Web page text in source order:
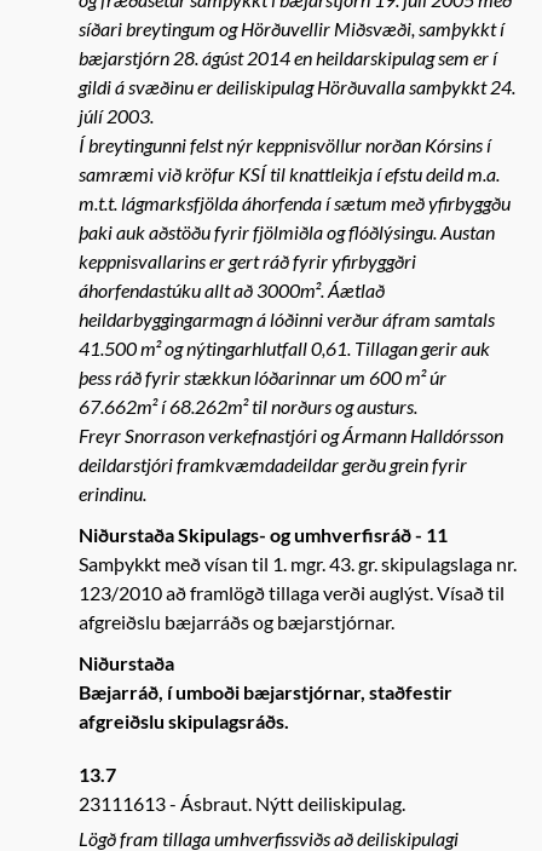
síðari breytingum og Hörðuvellir Miðsvæði, samþykkt í
bæjarstjórn 28. ágúst 2014 en heildarskipulag sem er í
gildi á svæðinu er deiliskipulag Hörðuvalla samþykkt 24.
júlí 2003.
Í breytingunni felst nýr keppnisvöllur norðan Kórsins í
samræmi við kröfur KSÍ til knattleikja í efstu deild m.a.
m.t.t. lágmarksfjölda áhorfenda í sætum með yfirbyggðu
þaki auk aðstöðu fyrir fjölmiðla og flóðlýsingu. Austan
keppnisvallarins er gert ráð fyrir yfirbyggðri
áhorfendastúku allt að 3000m². Áætlað
heildarbyggingarmagn á lóðinni verður áfram samtals
41.500 m² og nýtingarhlutfall 0,61. Tillagan gerir auk
þess ráð fyrir stækkun lóðarinnar um 600 m² úr
67.662m² í 68.262m² til norðurs og austurs.
Freyr Snorrason verkefnastjóri og Ármann Halldórsson
deildarstjóri framkvæmdadeildar gerðu grein fyrir
erindinu.
Niðurstaða Skipulags- og umhverfisráð - 11
Samþykkt með vísan til 1. mgr. 43. gr. skipulagslaga nr.
123/2010 að framlögð tillaga verði auglýst. Vísað til
afgreiðslu bæjarráðs og bæjarstjórnar.
Niðurstaða
Bæjarráð, í umboði bæjarstjórnar, staðfestir
afgreiðslu skipulagsráðs.
13.7
23111613
Ásbraut. Nýtt deiliskipulag.
Lögð fram tillaga umhverfissviðs að deiliskipulagi